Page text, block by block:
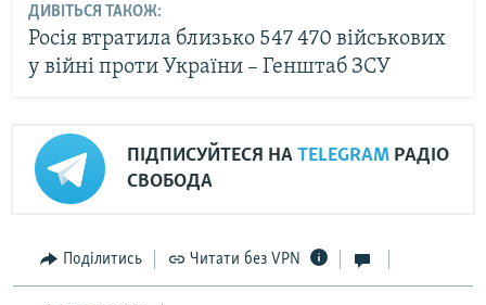
ДИВІТЬСЯ ТАКОЖ:
Росія втратила близько 547 470 військових
у війні проти України – Генштаб ЗСУ
ПІДПИСУЙТЕСЯ НА TELEGRAM РАДІО
СВОБОДА
Поділитись Читати без VPN